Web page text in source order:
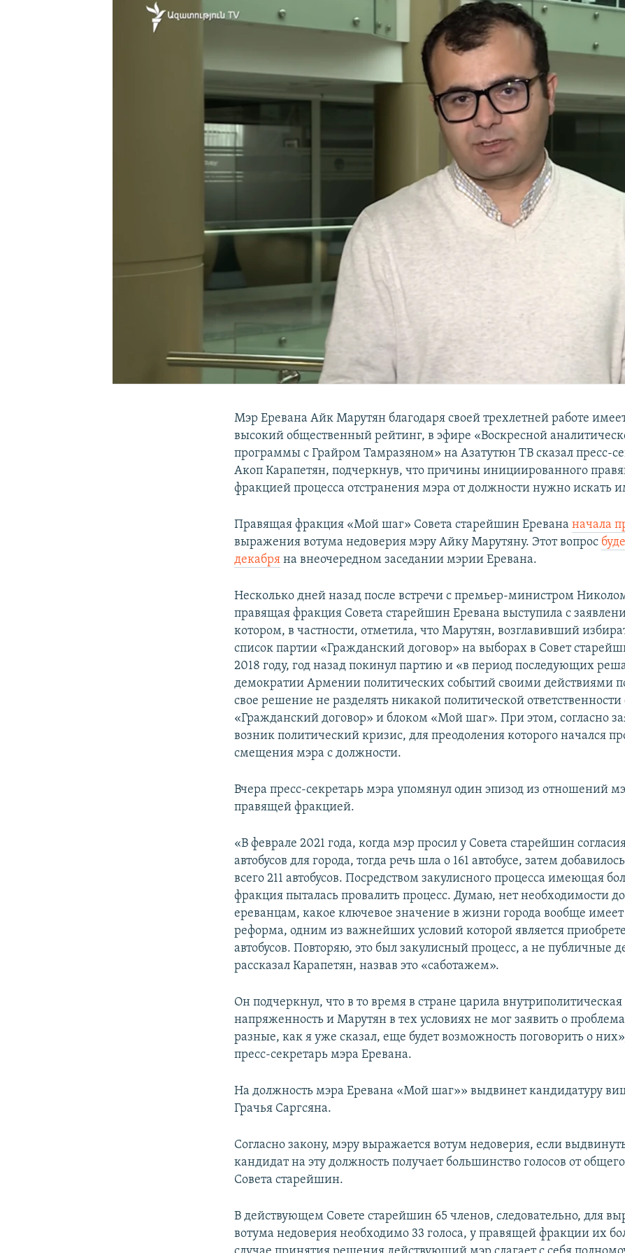
Мэр Еревана Айк Марутян благодаря своей трехлетней работе
высокий общественный рейтинг, в эфире «Воскресной
программы с Грайром Тамразяном» на Азатутюн ТВ сказал пресс-
Акоп Карапетян, подчеркнув, что причины инициированного
фракцией процесса отстранения мэра от должности нужно искать
Правящая фракция «Мой шаг» Совета старейшин Еревананачала
выражения вотума недоверия мэру Айку Марутяну. Этот вопрос
декабря на внеочередном заседании мэрии Еревана.
Несколько дней назад после встречи с премьер-министром
правящая фракция Совета старейшин Еревана выступила с
котором, в частности, отметила, что Марутян, возглавивший
список партии «Гражданский договор» на выборах в Совет
2018 году, год назад покинул партию и «в период последующих
демократии Армении политических событий своими действиями
свое решение не разделять никакой политической ответственности
«Гражданский договор» и блоком «Мой шаг». При этом, согласно
возник политический кризис, для преодоления которого начался
смещения мэра с должности.
Вчера пресс-секретарь мэра упомянул один эпизод из отношений
правящей фракцией.
«В феврале 2021 года, когда мэр просил у Совета старейшин
автобусов для города, тогда речь шла о 161 автобусе, затем
всего 211 автобусов. Посредством закулисного процесса имеющая
фракция пыталась провалить процесс. Думаю, нет необходимости
ереванцам, какое ключевое значение в жизни города вообще имеет
реформа, одним из важнейших условий которой является
автобусов. Повторяю, это был закулисный процесс, а не публичные
рассказал Карапетян, назвав это «саботажем».
Он подчеркнул, что в то время в стране царила внутриполитическая
напряженность и Марутян в тех условиях не мог заявить о
разные, как я уже сказал, еще будет возможность поговорить о
пресс-секретарь мэра Еревана.
На должность мэра Еревана «Мой шаг»»​ выдвинет кандидатуру
Грачья Саргсяна.
Согласно закону, мэру выражается вотум недоверия, если
кандидат на эту должность получает большинство голосов от
Совета старейшин.
В действующем Совете старейшин 65 членов, следовательно, для
вотума недоверия необходимо 33 голоса, у правящей фракции их